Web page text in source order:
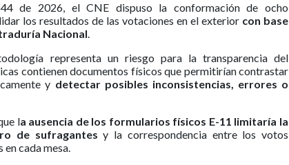
de 2026, el CNE dispuso la conformación de ocho
los resultados de las votaciones en el exterior con base
Nacional.
representa un riesgo para la transparencia del
contienen documentos físicos que permitirían contrastar
y detectar posibles inconsistencias, errores o
la ausencia de los formularios físicos E-11 limitaría la
de sufragantes y la correspondencia entre los votos
cada mesa.